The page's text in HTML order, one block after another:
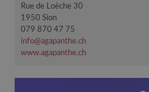
Rue de Loèche 30
1950 Sion
079 870 47 75
info@agapanthe.ch
www.agapanthe.ch